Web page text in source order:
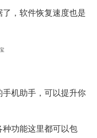
，软件恢复速度也是
机助手，可以提升你
功能这里都可以包